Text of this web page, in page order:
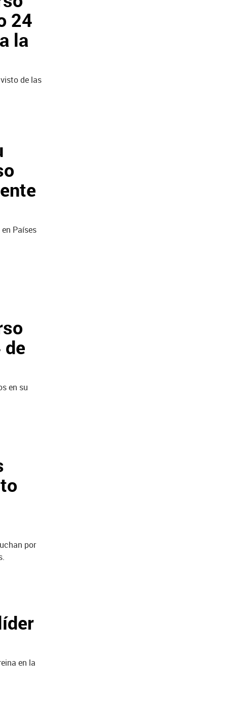
24
la
de las
Países
de
en su
por
en la